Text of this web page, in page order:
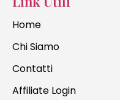
Home
Chi Siamo
Contatti
Affiliate Login